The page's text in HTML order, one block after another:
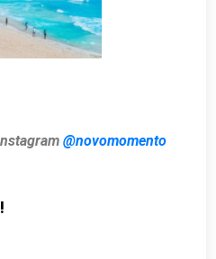
@novomomento